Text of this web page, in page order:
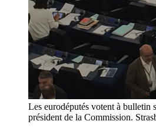
Les eurodéputés votent à bulletin
président de la Commission.